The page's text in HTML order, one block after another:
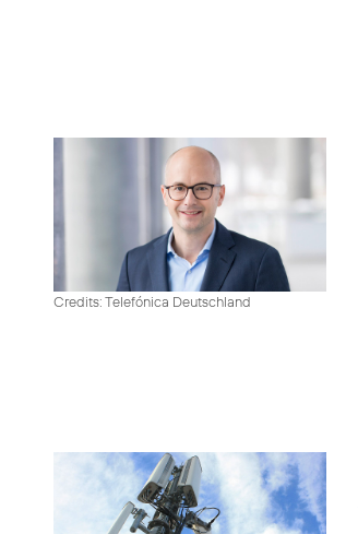
Credits: Telefónica Deutschland